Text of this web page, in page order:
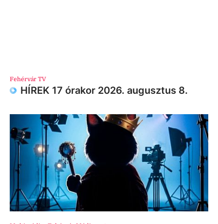
Fehérvár TV
HÍREK 17 órakor 2026. augusztus 8.